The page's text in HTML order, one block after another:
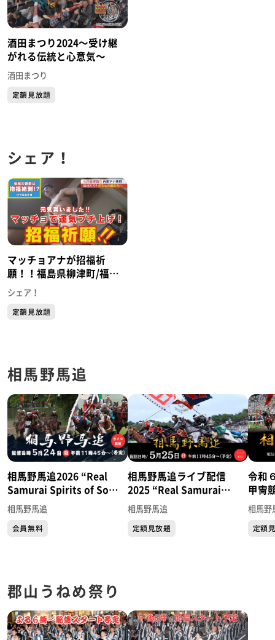
酒田まつり2024〜受け継
がれる伝統と心意気〜
酒田まつり
定額見放題
シェア！
マッチョアナが招福祈
願！！福島県柳津町/福満
虚空蔵菩薩圓蔵寺（ふくま
じ）の「七日堂裸詣り」
シェア！
定額見放題
相馬野馬追
相馬野馬追2026 “Real
Samurai Spirits of Soma
Nomaoi: Live
相馬野馬追
会員無料
相馬野馬追ライブ配信
2025 “Real Samurai
Spirits of Soma Nomaoi:
相馬野馬追
定額見放題
令和
甲冑
相馬野
定額
郡山うねめ祭り